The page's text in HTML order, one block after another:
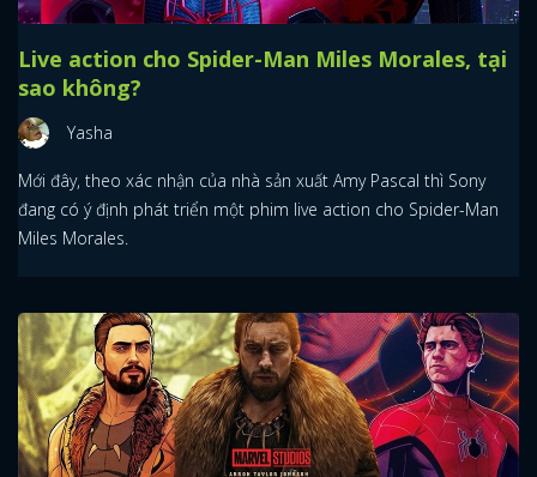
Live action cho Spider-Man Miles Morales, tại
sao không?
Yasha
Mới đây, theo xác nhận của nhà sản xuất Amy Pascal thì Sony
đang có ý định phát triển một phim live action cho Spider-Man
Miles Morales.